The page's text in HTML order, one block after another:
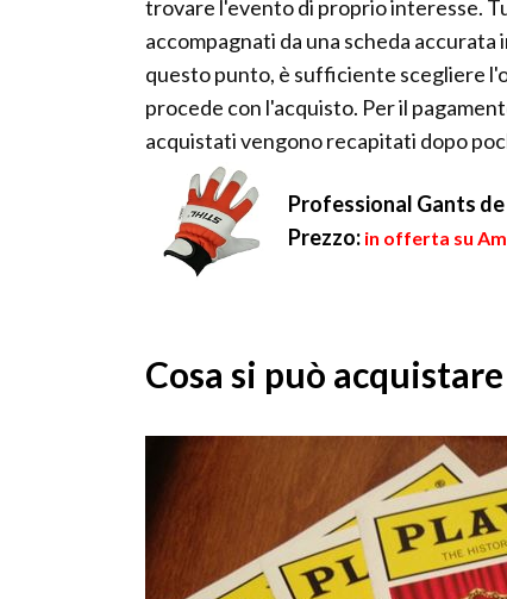
trovare l'evento di proprio interesse.
accompagnati da una scheda
questo punto, è sufficiente scegliere
procede con l'acquisto. Per il
acquistati vengono recapitati dopo
Professional Gants
Prezzo: in offerta su
Cosa si può